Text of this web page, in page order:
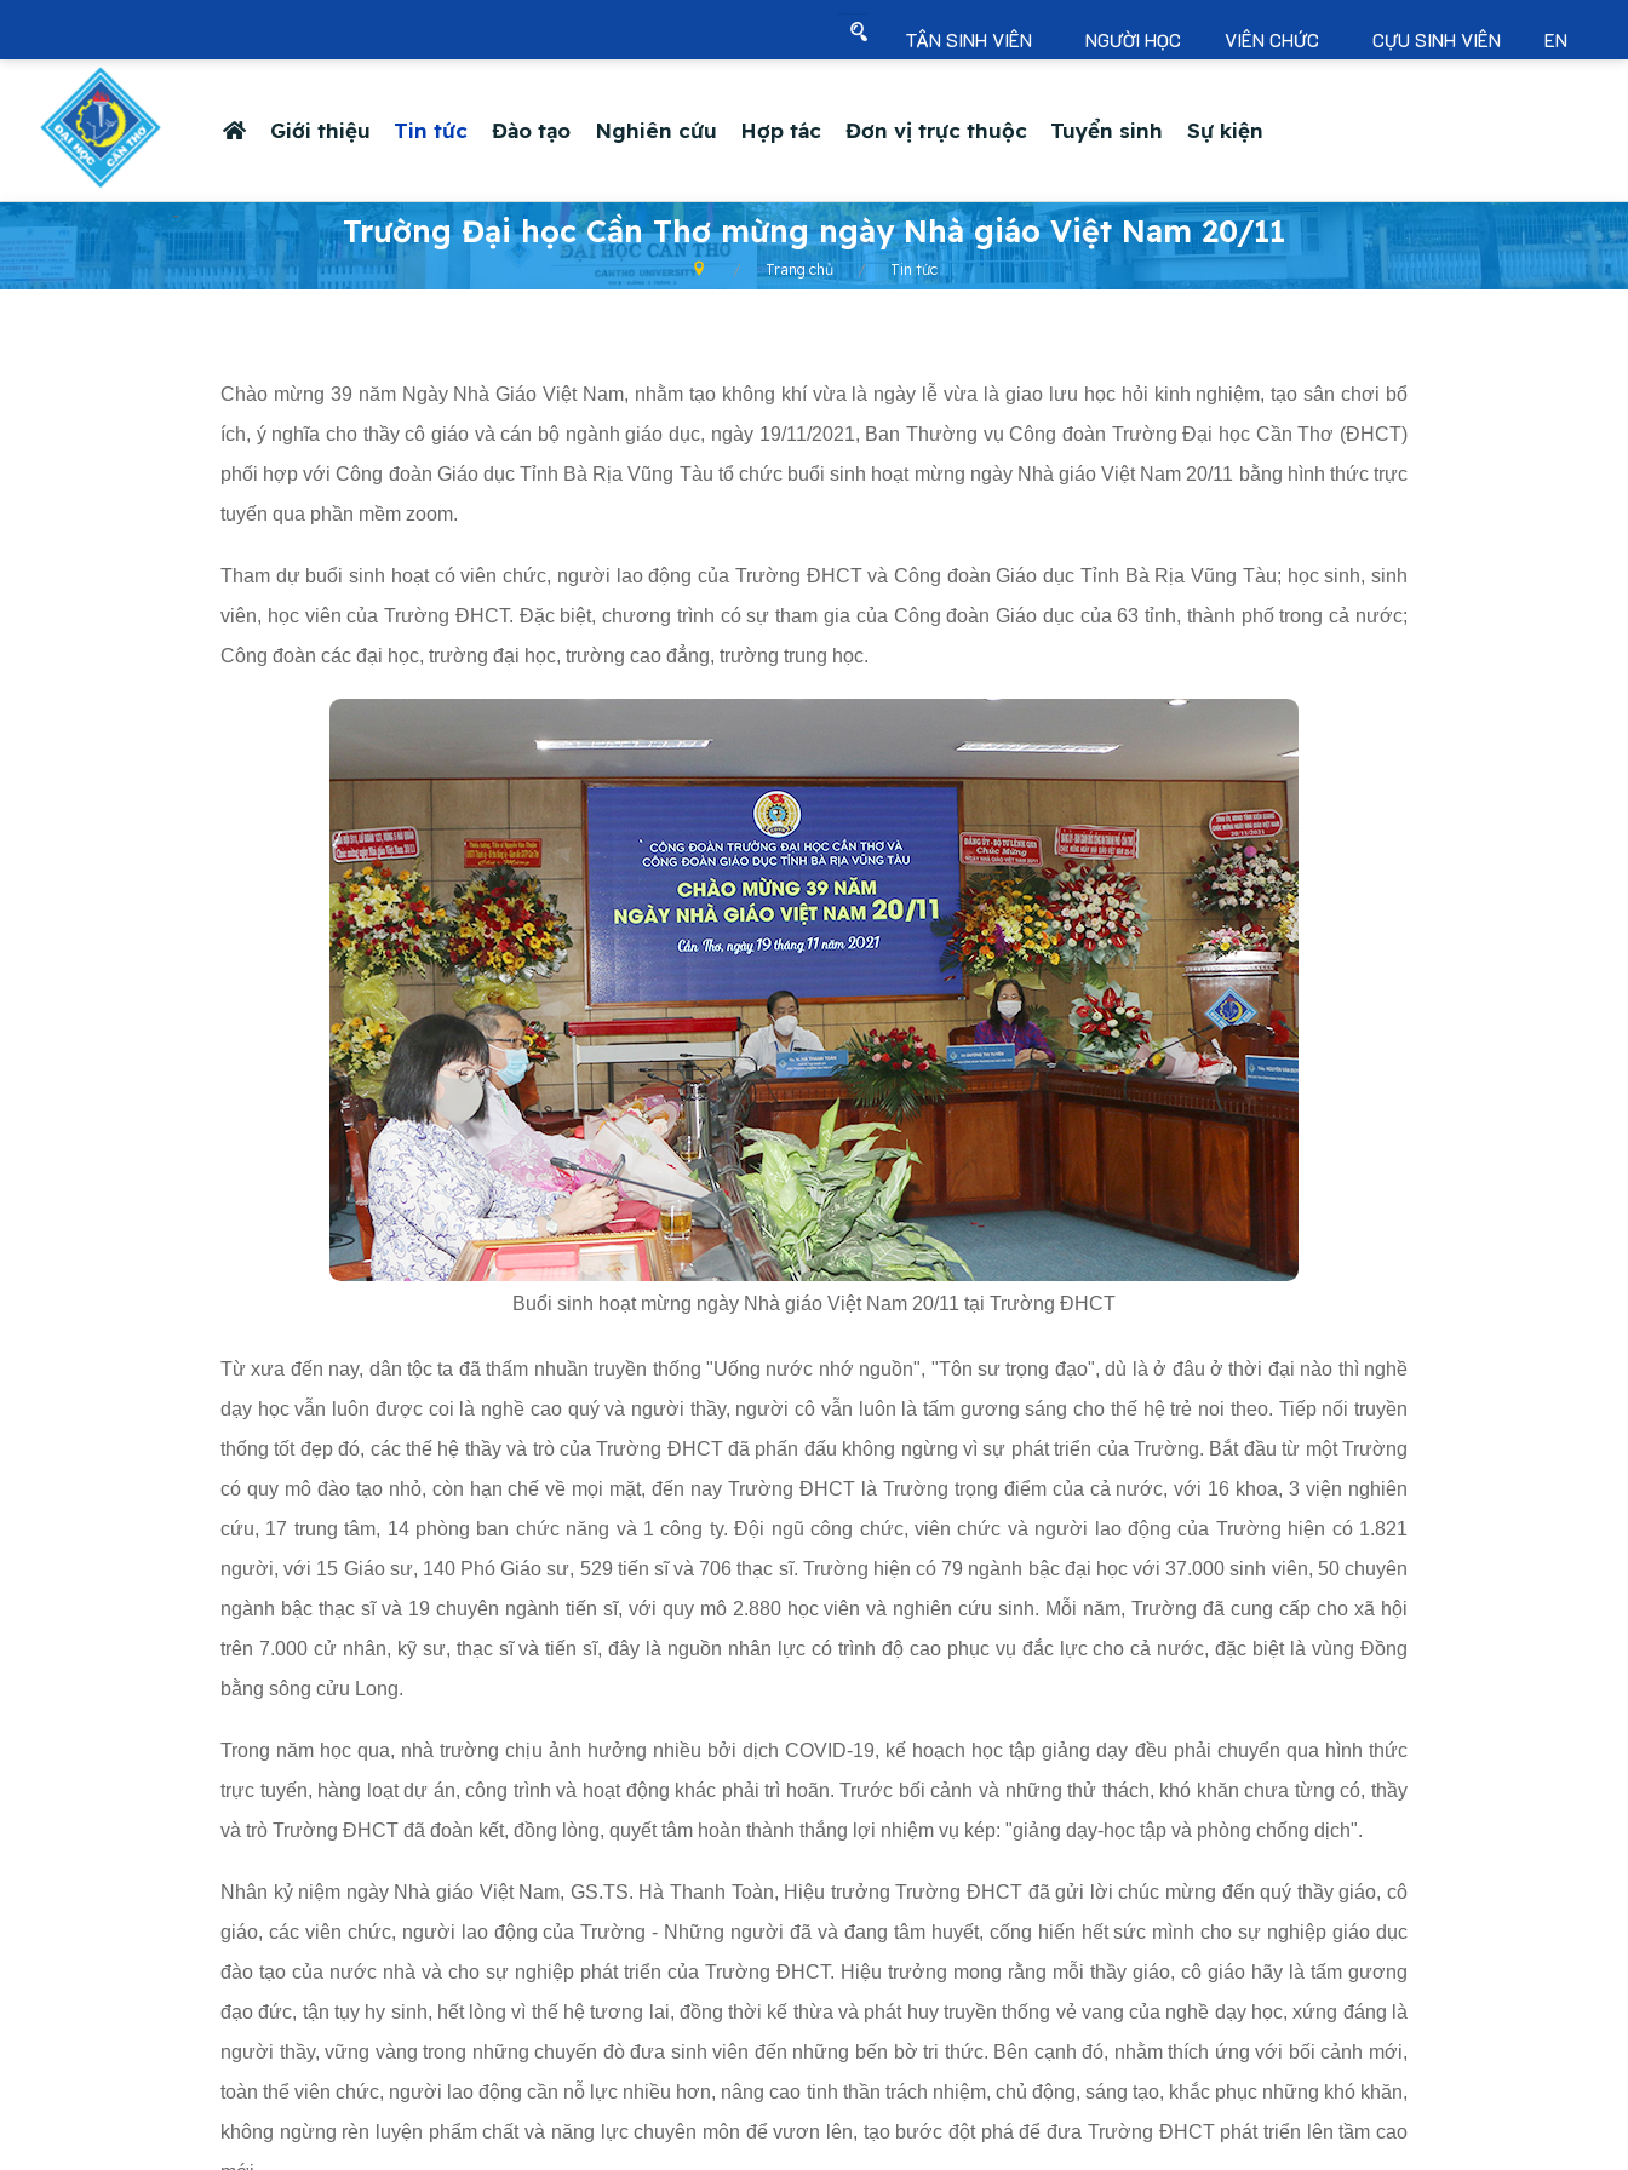
TÂN SINH VIÊN NGƯỜI HỌC VIÊN CHỨC CỰU SINH VIÊN EN
Giới thiệu Tin tức Đào tạo Nghiên cứu Hợp tác Đơn vị trực thuộc Tuyển sinh Sự kiện
- Trường Đại học Cần Thơ mừng ngày Nhà giáo Việt Nam 20/11
Trang chủ Tin tức
Chào mừng 39 năm Ngày Nhà Giáo Việt Nam, nhằm tạo không khí vừa là ngày lễ vừa là giao lưu học hỏi kinh nghiệm, tạo sân chơi bổ
ích, ý nghĩa cho thầy cô giáo và cán bộ ngành giáo dục, ngày 19/11/2021, Ban Thường vụ Công đoàn Trường Đại học Cần Thơ (ĐHCT)
phối hợp với Công đoàn Giáo dục Tỉnh Bà Rịa Vũng Tàu tổ chức buổi sinh hoạt mừng ngày Nhà giáo Việt Nam 20/11 bằng hình thức trực
tuyến qua phần mềm zoom.
Tham dự buổi sinh hoạt có viên chức, người lao động của Trường ĐHCT và Công đoàn Giáo dục Tỉnh Bà Rịa Vũng Tàu; học sinh, sinh
viên, học viên của Trường ĐHCT. Đặc biệt, chương trình có sự tham gia của Công đoàn Giáo dục của 63 tỉnh, thành phố trong cả nước;
Công đoàn các đại học, trường đại học, trường cao đẳng, trường trung học.
Buổi sinh hoạt mừng ngày Nhà giáo Việt Nam 20/11 tại Trường ĐHCT
Từ xưa đến nay, dân tộc ta đã thấm nhuần truyền thống "Uống nước nhớ nguồn", "Tôn sư trọng đạo", dù là ở đâu ở thời đại nào thì nghề
dạy học vẫn luôn được coi là nghề cao quý và người thầy, người cô vẫn luôn là tấm gương sáng cho thế hệ trẻ noi theo. Tiếp nối truyền
thống tốt đẹp đó, các thế hệ thầy và trò của Trường ĐHCT đã phấn đấu không ngừng vì sự phát triển của Trường. Bắt đầu từ một Trường
có quy mô đào tạo nhỏ, còn hạn chế về mọi mặt, đến nay Trường ĐHCT là Trường trọng điểm của cả nước, với 16 khoa, 3 viện nghiên
cứu, 17 trung tâm, 14 phòng ban chức năng và 1 công ty. Đội ngũ công chức, viên chức và người lao động của Trường hiện có 1.821
người, với 15 Giáo sư, 140 Phó Giáo sư, 529 tiến sĩ và 706 thạc sĩ. Trường hiện có 79 ngành bậc đại học với 37.000 sinh viên, 50 chuyên
ngành bậc thạc sĩ và 19 chuyên ngành tiến sĩ, với quy mô 2.880 học viên và nghiên cứu sinh. Mỗi năm, Trường đã cung cấp cho xã hội
trên 7.000 cử nhân, kỹ sư, thạc sĩ và tiến sĩ, đây là nguồn nhân lực có trình độ cao phục vụ đắc lực cho cả nước, đặc biệt là vùng Đồng
bằng sông cửu Long.
Trong năm học qua, nhà trường chịu ảnh hưởng nhiều bởi dịch COVID-19, kế hoạch học tập giảng dạy đều phải chuyển qua hình thức
trực tuyến, hàng loạt dự án, công trình và hoạt động khác phải trì hoãn. Trước bối cảnh và những thử thách, khó khăn chưa từng có, thầy
và trò Trường ĐHCT đã đoàn kết, đồng lòng, quyết tâm hoàn thành thắng lợi nhiệm vụ kép: "giảng dạy-học tập và phòng chống dịch".
Nhân kỷ niệm ngày Nhà giáo Việt Nam, GS.TS. Hà Thanh Toàn, Hiệu trưởng Trường ĐHCT đã gửi lời chúc mừng đến quý thầy giáo, cô
giáo, các viên chức, người lao động của Trường - Những người đã và đang tâm huyết, cống hiến hết sức mình cho sự nghiệp giáo dục
đào tạo của nước nhà và cho sự nghiệp phát triển của Trường ĐHCT. Hiệu trưởng mong rằng mỗi thầy giáo, cô giáo hãy là tấm gương
đạo đức, tận tụy hy sinh, hết lòng vì thế hệ tương lai, đồng thời kế thừa và phát huy truyền thống vẻ vang của nghề dạy học, xứng đáng là
người thầy, vững vàng trong những chuyến đò đưa sinh viên đến những bến bờ tri thức. Bên cạnh đó, nhằm thích ứng với bối cảnh mới,
toàn thể viên chức, người lao động cần nỗ lực nhiều hơn, nâng cao tinh thần trách nhiệm, chủ động, sáng tạo, khắc phục những khó khăn,
không ngừng rèn luyện phẩm chất và năng lực chuyên môn để vươn lên, tạo bước đột phá để đưa Trường ĐHCT phát triển lên tầm cao